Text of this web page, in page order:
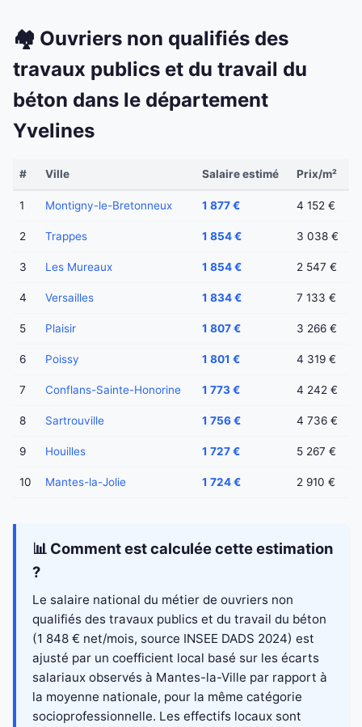
🏘️ Ouvriers non qualifiés des
travaux publics et du travail du
béton dans le département
Yvelines
# Ville Salaire estimé Prix/m²
1 Montigny-le-Bretonneux 1 877 € 4 152 €
2 Trappes 1 854 € 3 038 €
3 Les Mureaux 1 854 € 2 547 €
4 Versailles 1 834 € 7 133 €
5 Plaisir 1 807 € 3 266 €
6 Poissy 1 801 € 4 319 €
7 Conflans-Sainte-Honorine 1 773 € 4 242 €
8 Sartrouville 1 756 € 4 736 €
9 Houilles 1 727 € 5 267 €
10 Mantes-la-Jolie 1 724 € 2 910 €
📊 Comment est calculée cette estimation
?
Le salaire national du métier de ouvriers non
qualifiés des travaux publics et du travail du béton
(1 848 € net/mois, source INSEE DADS 2024) est
ajusté par un coefficient local basé sur les écarts
salariaux observés à Mantes-la-Ville par rapport à
la moyenne nationale, pour la même catégorie
socioprofessionnelle. Les effectifs locaux sont